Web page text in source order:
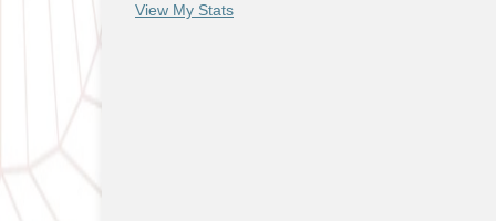
View My Stats